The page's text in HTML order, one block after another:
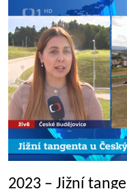
2023 – Jižní